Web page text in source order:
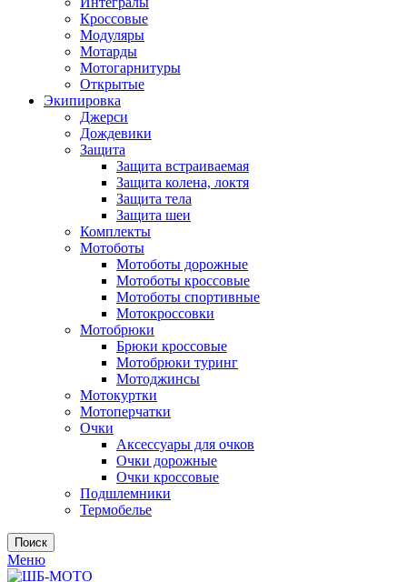
Кроссовые
Модуляры
Мотарды
Мотогарнитуры
Открытые
Экипировка
Джерси
Дождевики
Защита
Защита встраиваемая
Защита колена, локтя
Защита тела
Защита шеи
Комплекты
Мотоботы
Мотоботы дорожные
Мотоботы кроссовые
Мотоботы спортивные
Мотокроссовки
Мотобрюки
Брюки кроссовые
Мотобрюки туринг
Мотоджинсы
Мотокуртки
Мотоперчатки
Очки
Аксессуары для очков
Очки дорожные
Очки кроссовые
Подшлемники
Термобелье
Поиск
Меню